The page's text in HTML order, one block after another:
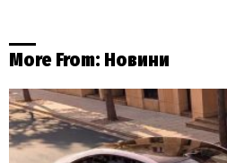
More From: Новини